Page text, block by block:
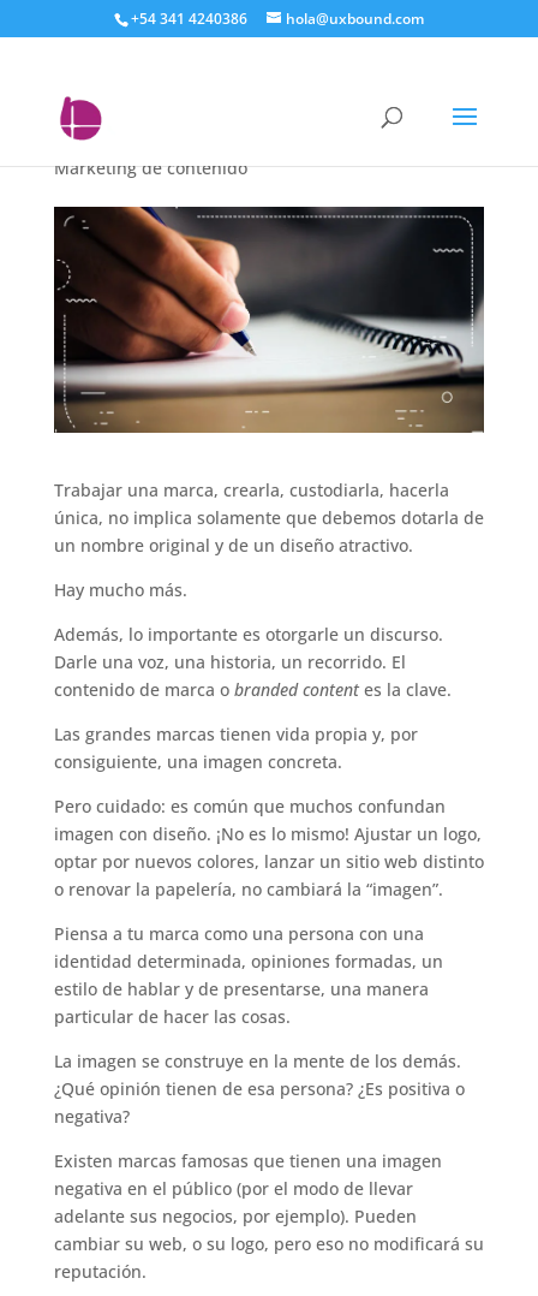
+54 341 4240386 hola@uxbound.com
Contenido de marca:
¿para qué sirve?
Marketing de contenido
Trabajar una marca, crearla, custodiarla, hacerla
única, no implica solamente que debemos dotarla de
un nombre original y de un diseño atractivo.
Hay mucho más.
Además, lo importante es otorgarle un discurso.
Darle una voz, una historia, un recorrido. El
contenido de marca o branded contentes la clave.
Las grandes marcas tienen vida propia y, por
consiguiente, una imagen concreta.
Pero cuidado: es común que muchos confundan
imagen con diseño. ¡No es lo mismo! Ajustar un logo,
optar por nuevos colores, lanzar un sitio web distinto
o renovar la papelería, no cambiará la “imagen”.
Piensa a tu marca como una persona con una
identidad determinada, opiniones formadas, un
estilo de hablar y de presentarse, una manera
particular de hacer las cosas.
La imagen se construye en la mente de los demás.
¿Qué opinión tienen de esa persona? ¿Es positiva o
negativa?
Existen marcas famosas que tienen una imagen
negativa en el público (por el modo de llevar
adelante sus negocios, por ejemplo). Pueden
cambiar su web, o su logo, pero eso no modificará su
reputación.